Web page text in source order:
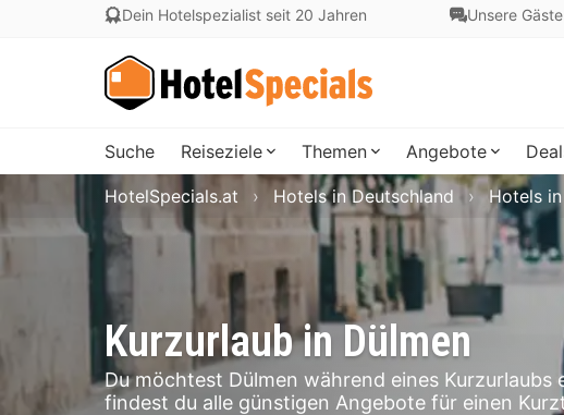
Dein Hotelspezialist seit 20 Jahren Unsere
Suche Reiseziele Themen Angebote
Kurzurlaub in Dülmen
Du möchtest Dülmen während eines
findest du alle günstigen Angebote für einen
HotelSpecials.at Hotels in Deutschland Hotels